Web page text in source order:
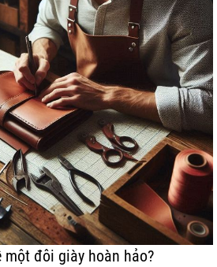
một đôi giày hoàn hảo?